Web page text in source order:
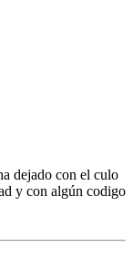
dejado con el culo
y con algún codigo